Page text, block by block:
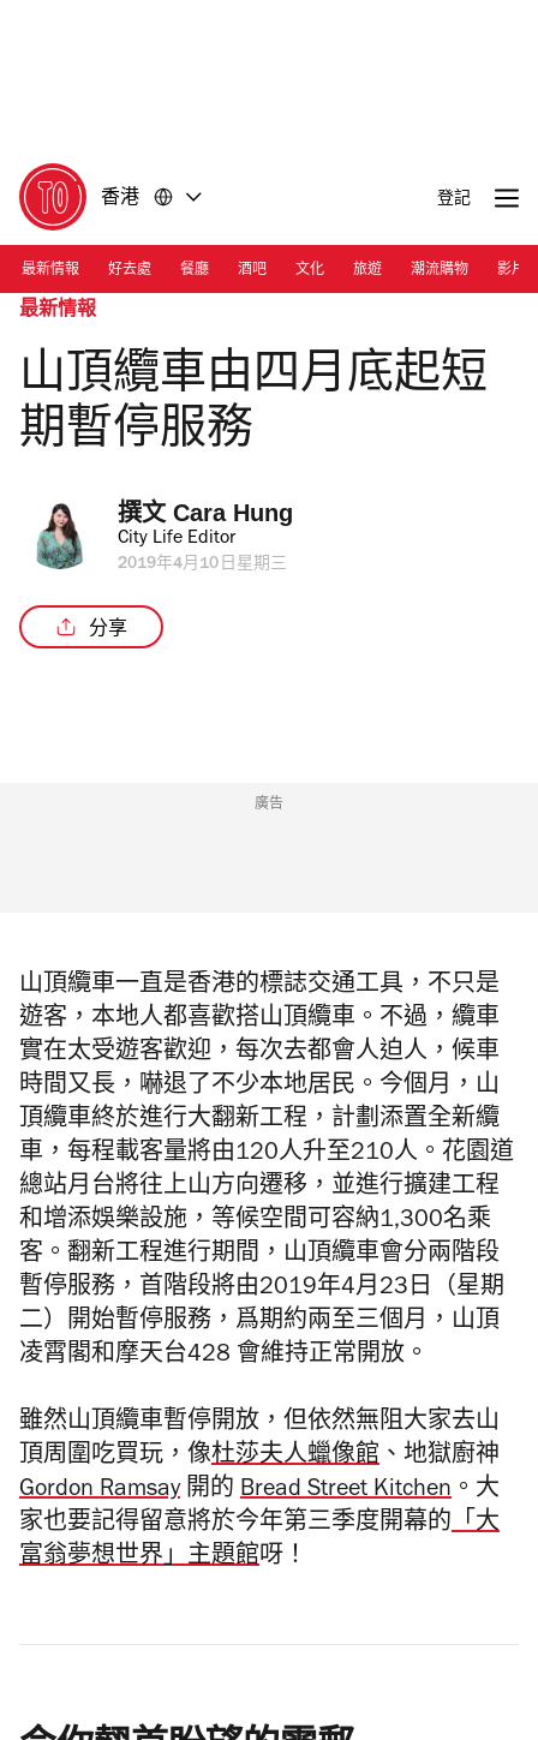
香港 登記
最新情報 好去處 餐廳 酒吧 文化 旅遊 潮流購物 影片
最新情報
山頂纜車由四月底起短
期暫停服務
撰文 Cara Hung
City Life Editor
2019年4月10日星期三
分享
廣告
山頂纜車一直是香港的標誌交通工具，不只是
遊客，本地人都喜歡搭山頂纜車。不過，纜車
實在太受遊客歡迎，每次去都會人迫人，候車
時間又長，嚇退了不少本地居民。今個月，山
頂纜車終於進行大翻新工程，計劃添置全新纜
車，每程載客量將由120人升至210人。花園道
總站月台將往上山方向遷移，並進行擴建工程
和增添娛樂設施，等候空間可容納1,300名乘
客。翻新工程進行期間，山頂纜車會分兩階段
暫停服務，首階段將由2019年4月23日（星期
二）開始暫停服務，爲期約兩至三個月，山頂
凌霄閣和摩天台428 會維持正常開放。
雖然山頂纜車暫停開放，但依然無阻大家去山
頂周圍吃買玩，像杜莎夫人蠟像館 、地獄廚神
Gordon Ramsay開的 Bread Street Kitchen 。大
家也要記得留意將於今年第三季度開幕的「大
富翁夢想世界」主題館呀！